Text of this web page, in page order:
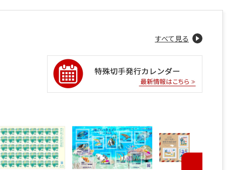
すべて見る